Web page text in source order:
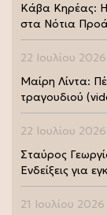
Κάβα Κηρέας:
στα Νότια
22 Ιουλίου 2026
Μαίρη Λίντα:
τραγουδιού
22 Ιουλίου 2026
Σταύρος
Ενδείξεις για
21 Ιουλίου 2026